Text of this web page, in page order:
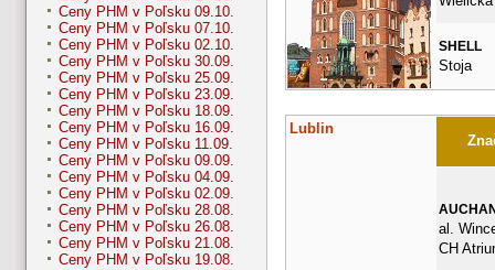
Ceny PHM v Poľsku 09.10.
Ceny PHM v Poľsku 07.10.
Ceny PHM v Poľsku 02.10.
Ceny PHM v Poľsku 30.09.
Ceny PHM v Poľsku 25.09.
Ceny PHM v Poľsku 23.09.
Ceny PHM v Poľsku 18.09.
Ceny PHM v Poľsku 16.09.
Ceny PHM v Poľsku 11.09.
Ceny PHM v Poľsku 09.09.
Ceny PHM v Poľsku 04.09.
Ceny PHM v Poľsku 02.09.
Ceny PHM v Poľsku 28.08.
Ceny PHM v Poľsku 26.08.
Ceny PHM v Poľsku 21.08.
Ceny PHM v Poľsku 19.08.
SHELL
Stoja
Lublin
al.
CH